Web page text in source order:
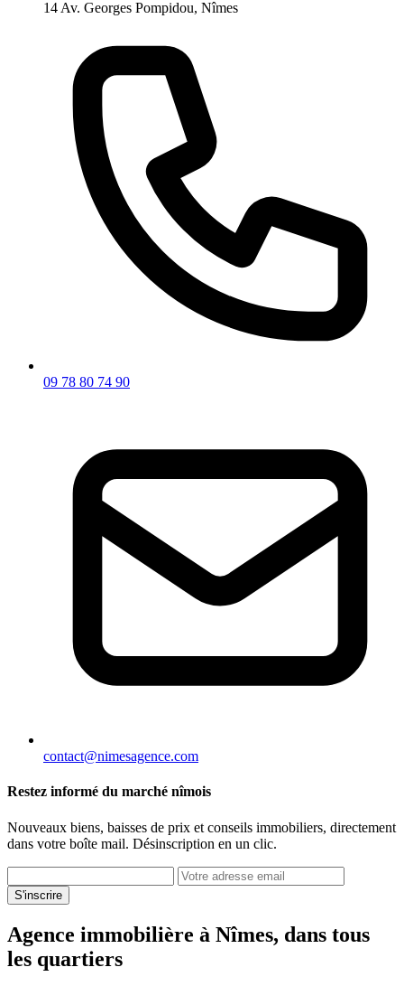
14 Av. Georges Pompidou, Nîmes
09 78 80 74 90
contact@nimesagence.com
Restez informé du marché nîmois
Nouveaux biens, baisses de prix et conseils immobiliers, directement
dans votre boîte mail. Désinscription en un clic.
S'inscrire
Agence immobilière à Nîmes, dans tous
les quartiers